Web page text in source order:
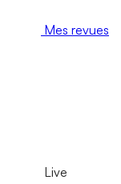
Mes revues
Live